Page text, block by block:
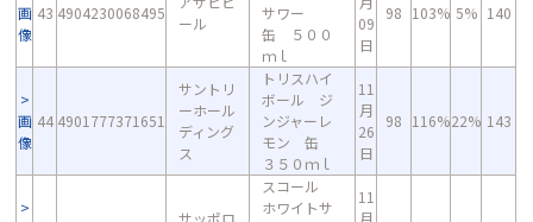
画
像
43 4904230068495
ール
サワー
缶 ５００
ｍｌ
09
日
98 103% 5% 140
画
像
44 4901777371651
サントリ
ーホール
ディング
ス
トリスハイ
ボール ジ
ンジャーレ
モン 缶
３５０ｍｌ
11
月
26
日
98 116%22% 143
サッポロ
スコール
ホワイトサ
11
月